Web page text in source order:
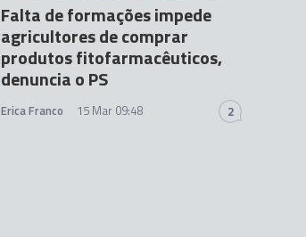
Falta de formações impede
agricultores de comprar
produtos fitofarmacêuticos,
denuncia o PS
Erica Franco 15 Mar 09:48 2